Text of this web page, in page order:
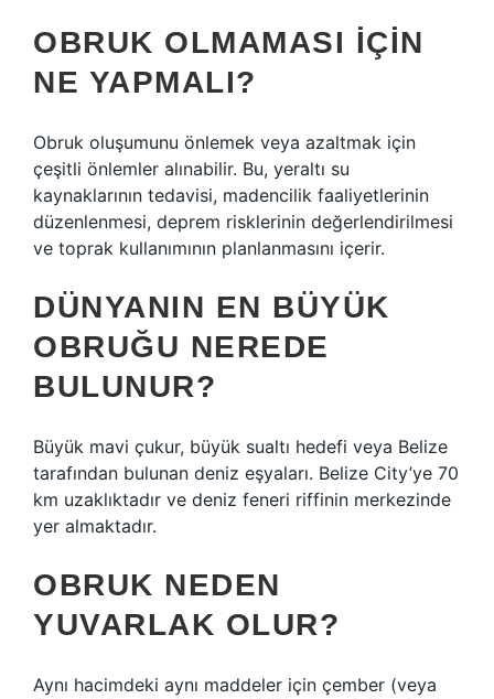
OBRUK OLMAMASI IÇIN
NE YAPMALI?
Obruk oluşumunu önlemek veya azaltmak için
çeşitli önlemler alınabilir. Bu, yeraltı su
kaynaklarının tedavisi, madencilik faaliyetlerinin
düzenlenmesi, deprem risklerinin değerlendirilmesi
ve toprak kullanımının planlanmasını içerir.
DÜNYANIN EN BÜYÜK
OBRUĞU NEREDE
BULUNUR?
Büyük mavi çukur, büyük sualtı hedefi veya Belize
tarafından bulunan deniz eşyaları. Belize City’ye 70
km uzaklıktadır ve deniz feneri riffinin merkezinde
yer almaktadır.
OBRUK NEDEN
YUVARLAK OLUR?
Aynı hacimdeki aynı maddeler için çember (veya